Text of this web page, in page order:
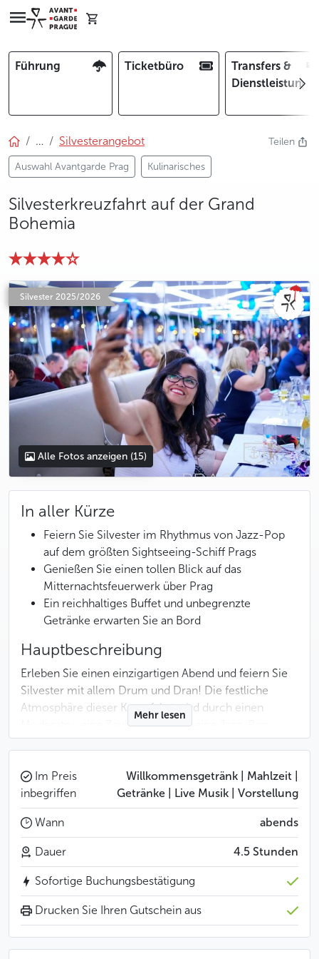
Führung Ticketbüro
Transfers &
… Silvesterangebot
Auswahl Avantgarde Prag Kulinarisches
Teilen
Silvesterkreuzfahrt auf der Grand
Bohemia
Silvester 2025/2026
photo 5
photo 6
photo 7
photo 8
photo 9
photo 10
photo 11
photo 12
photo 13
photo 14
photo 15
Alle Fotos anzeigen (15)
In aller Kürze
Feiern Sie Silvester im Rhythmus von Jazz-Pop
auf dem größten Sightseeing-Schiff Prags
Genießen Sie einen tollen Blick auf das
Mitternachtsfeuerwerk über Prag
Ein reichhaltiges Buffet und unbegrenzte
Getränke erwarten Sie an Bord
Hauptbeschreibung
Erleben Sie einen einzigartigen Abend und feiern Sie
Silvester mit allem Drum und Dran! Die festliche
Atmosphäre dieser Kreuzfahrt wird durch einen
Moderator, eine Zaubershow und eine Jazz-Pop-
Band, die zum Tanzen aufspielt, unterstrichen.
Abend mit einem Silvesterquiz!
Das Schiff ist in zwei Teile unterteilt:
Gold: der Hauptteil des Schiffes mit einem
Silver: der vordere Teil des Schiffes mit
Panoramafenstern
Menü
KANAPEES (4 Stück pro Person)
Mehr lesen
Im Preis
inbegriffen
Willkommensgetränk | Mahlzeit |
Getränke | Live Musik | Vorstellung
Wann abends
Dauer 4.5 Stunden
Sofortige Buchungsbestätigung
Drucken Sie Ihren Gutschein aus